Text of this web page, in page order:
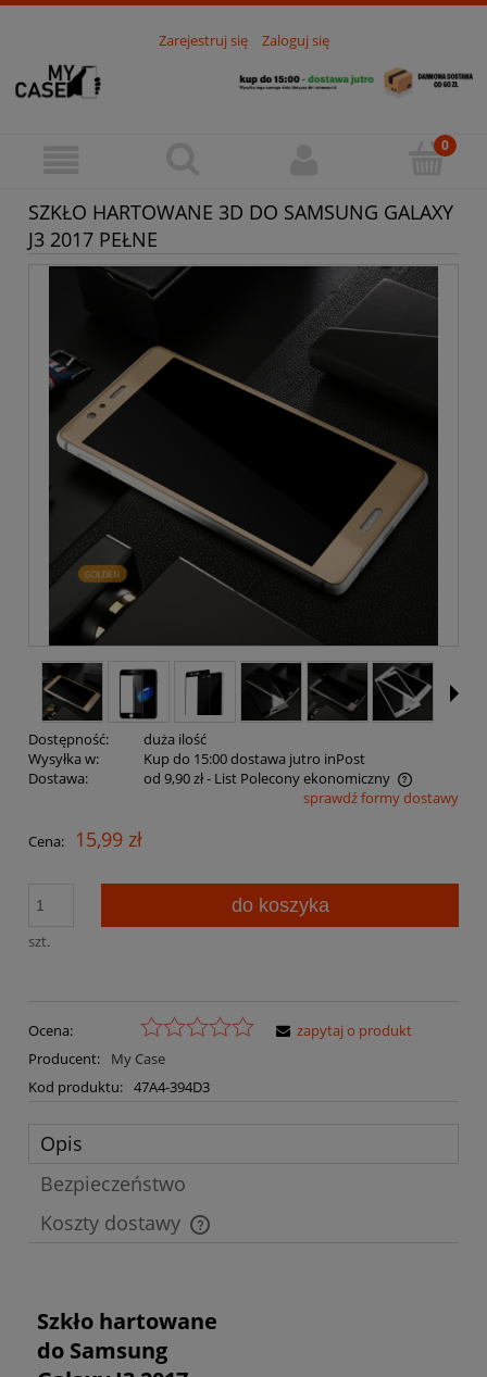
Zarejestruj się Zaloguj się
SZKŁO HARTOWANE 3D DO SAMSUNG GALAXY
J3 2017 PEŁNE
Dostępność:
duża ilość
Wysyłka w:
Kup do 15:00 dostawa jutro inPost
Dostawa:
od 9,90 zł- List Polecony ekonomiczny
Cena nie zawiera ewentualnych kosztów płatnościsprawdź formy dostawy
Cena: 15,99 zł
szt.
do koszyka
Ocena:
Producent:
My Case
Kod produktu: 47A4-394D3
zapytaj o produkt
Opis
Bezpieczeństwo
Koszty dostawy
Cena nie zawiera ewentualnych kosztów płatności
Szkło hartowane
do Samsung